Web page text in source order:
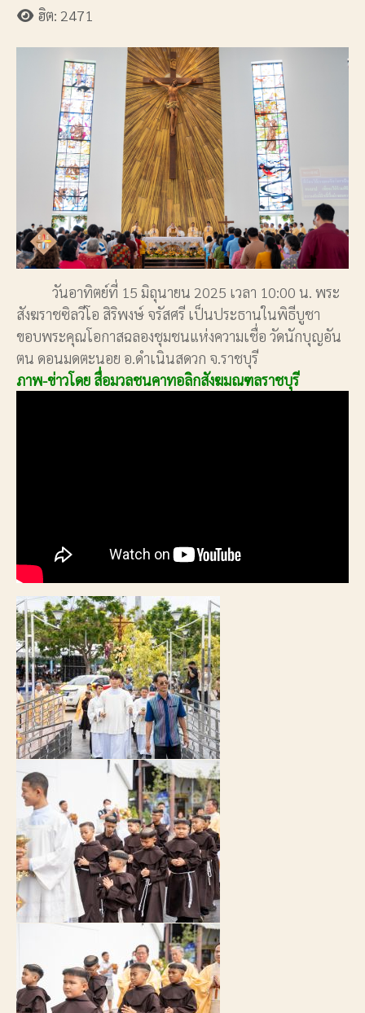
ฮิต: 2471
วันอาทิตย์ที่ 15 มิถุนายน 2025 เวลา 10:00 น. พระ
สังฆราชซิลวีโอ สิริพงษ์ จรัสศรี เป็นประธานในพิธีบูชา
ขอบพระคุณโอกาสฉลองชุมชนแห่งความเชื่อ วัดนักบุญอัน
ตน ดอนมดตะนอย อ.ดำเนินสดวก จ.ราชบุรี
ภาพ-ข่าวโดย สื่อมวลชนคาทอลิกสังฆมณฑลราชบุรี